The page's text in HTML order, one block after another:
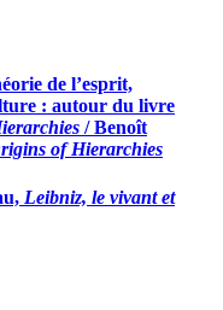
de l’esprit,
: autour du livre
/ Benoît
of Hierarchies
Leibniz, le vivant et